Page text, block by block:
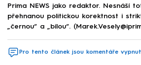
Prima NEWS jako redaktor. Nesnáší
přehnanou politickou korektnost i
„černou“ a „bílou“.
Pro tento článek jsou komentáře